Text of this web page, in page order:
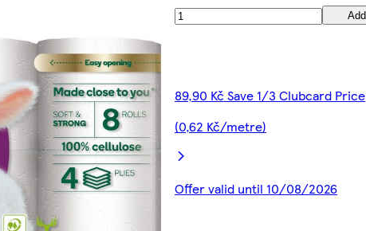
Add
89,90 Kč Save 1/3 Clubcard Price
(0,62 Kč/metre)
Offer valid until 10/08/2026